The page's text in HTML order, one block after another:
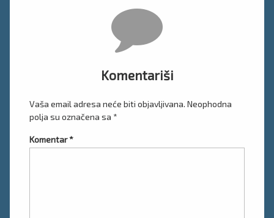
Komentariši
Vaša email adresa neće biti objavljivana. Neophodna
polja su označena sa *
Komentar*